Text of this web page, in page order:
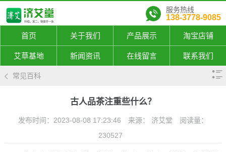
服务热线
138-3778-9085
首页 关于我们 产品展示 淘宝店铺
艾草基地 新闻资讯 在线留言 联系我们
常见百科
古人品茶注重些什么？
发布时间：2023-08-08 17:23:46 来源： 济艾堂
阅读量：
230527